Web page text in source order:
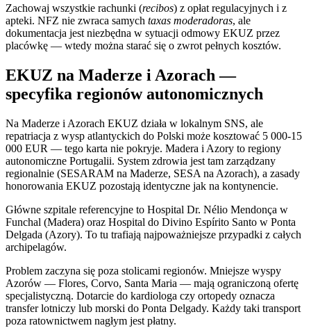
Zachowaj wszystkie rachunki (recibos) z opłat regulacyjnych i z
apteki. NFZ nie zwraca samych taxas moderadoras, ale
dokumentacja jest niezbędna w sytuacji odmowy EKUZ przez
placówkę — wtedy można starać się o zwrot pełnych kosztów.
EKUZ na Maderze i Azorach —
specyfika regionów autonomicznych
Na Maderze i Azorach EKUZ działa w lokalnym SNS, ale
repatriacja z wysp atlantyckich do Polski może kosztować 5 000-15
000 EUR — tego karta nie pokryje. Madera i Azory to regiony
autonomiczne Portugalii. System zdrowia jest tam zarządzany
regionalnie (SESARAM na Maderze, SESA na Azorach), a zasady
honorowania EKUZ pozostają identyczne jak na kontynencie.
Główne szpitale referencyjne to Hospital Dr. Nélio Mendonça w
Funchal (Madera) oraz Hospital do Divino Espírito Santo w Ponta
Delgada (Azory). To tu trafiają najpoważniejsze przypadki z całych
archipelagów.
Problem zaczyna się poza stolicami regionów. Mniejsze wyspy
Azorów — Flores, Corvo, Santa Maria — mają ograniczoną ofertę
specjalistyczną. Dotarcie do kardiologa czy ortopedy oznacza
transfer lotniczy lub morski do Ponta Delgady. Każdy taki transport
poza ratownictwem nagłym jest płatny.